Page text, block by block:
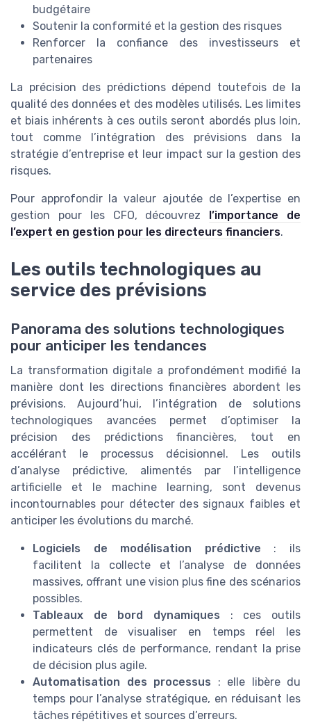
budgétaire
Soutenir la conformité et la gestion des risques
Renforcer la confiance des investisseurs et
partenaires
La précision des prédictions dépend toutefois de la
qualité des données et des modèles utilisés. Les limites
et biais inhérents à ces outils seront abordés plus loin,
tout comme l’intégration des prévisions dans la
stratégie d’entreprise et leur impact sur la gestion des
risques.
Pour approfondir la valeur ajoutée de l’expertise en
gestion pour les CFO, découvrez l’importance de
l’expert en gestion pour les directeurs financiers.
Les outils technologiques au
service des prévisions
Panorama des solutions technologiques
pour anticiper les tendances
La transformation digitale a profondément modifié la
manière dont les directions financières abordent les
prévisions. Aujourd’hui, l’intégration de solutions
technologiques avancées permet d’optimiser la
précision des prédictions financières, tout en
accélérant le processus décisionnel. Les outils
d’analyse prédictive, alimentés par l’intelligence
artificielle et le machine learning, sont devenus
incontournables pour détecter des signaux faibles et
anticiper les évolutions du marché.
Logiciels de modélisation prédictive : ils
facilitent la collecte et l’analyse de données
massives, offrant une vision plus fine des scénarios
possibles.
Tableaux de bord dynamiques : ces outils
permettent de visualiser en temps réel les
indicateurs clés de performance, rendant la prise
de décision plus agile.
Automatisation des processus : elle libère du
temps pour l’analyse stratégique, en réduisant les
tâches répétitives et sources d’erreurs.